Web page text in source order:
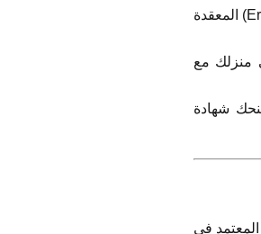
فنيون مدربون على التعامل مع أكواد الخطأ (Error Codes) المعقدة
منزلك مع
شهادة
في